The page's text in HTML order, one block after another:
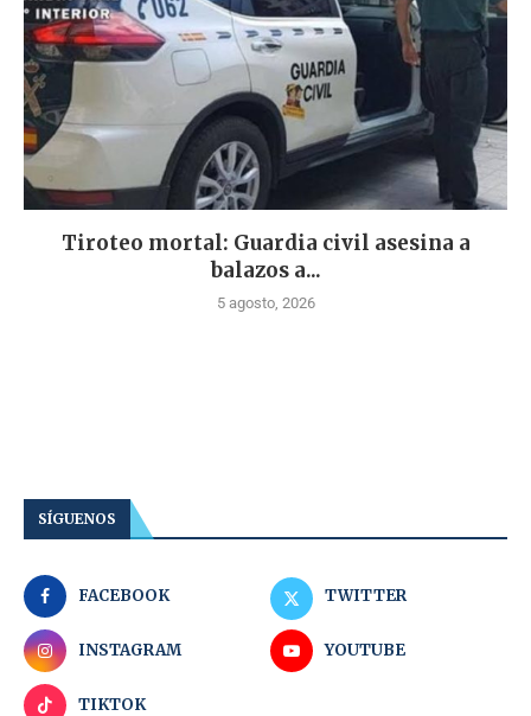
Tiroteo mortal: Guardia civil asesina a
balazos a...
5 agosto, 2026
SÍGUENOS
FACEBOOK TWITTER
INSTAGRAM YOUTUBE
TIKTOK